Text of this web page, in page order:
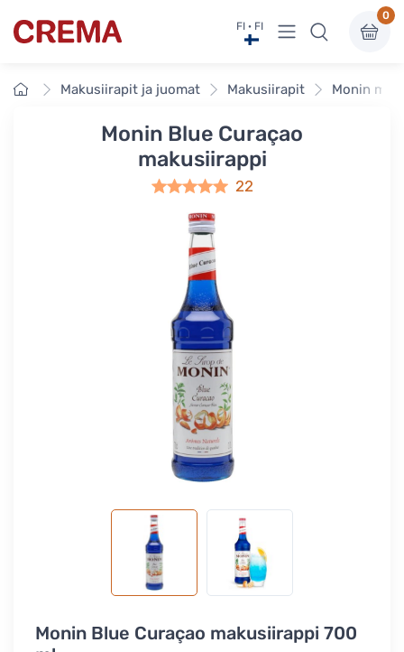
Crema FI · FI Näytä valikko
0
EtusivuMakusiirapit ja juomat Makusiirapit Monin
Monin Blue Curaçao
makusiirappi
22
Monin Blue Curaçao makusiirappi 700